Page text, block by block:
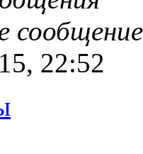
сообщение
22:52